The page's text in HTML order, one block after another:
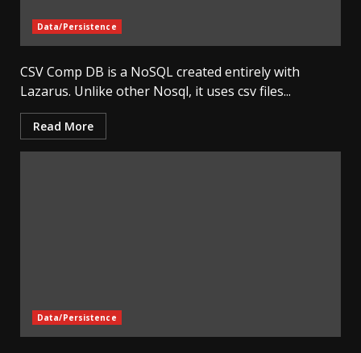
Data/Persistence
CSV Comp DB is a NoSQL created entirely with
Lazarus. Unlike other Nosql, it uses csv files...
Read More
Data/Persistence